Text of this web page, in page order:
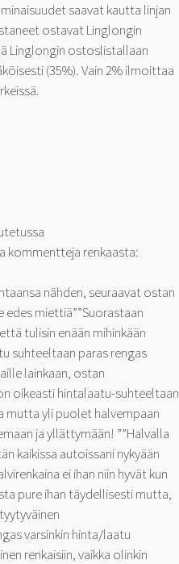
saavat kautta linjan
ostavat Linglongin
Linglongin ostoslistallaan
(35%). Vain 2% ilmoittaa
kommentteja renkaasta:
nähden, seuraavat ostan
miettiä””Suorastaan
tulisin enään mihinkään
suhteeltaan paras rengas
lainkaan, ostan
oikeasti hintalaatu-suhteeltaan
mutta yli puolet halvempaan
ja yllättymään! ””Halvalla
kaikissa autoissani nykyään
ei ihan niin hyvät kun
pure ihan täydellisesti mutta,
varsinkin hinta/laatu
renkaisiin, vaikka olinkin